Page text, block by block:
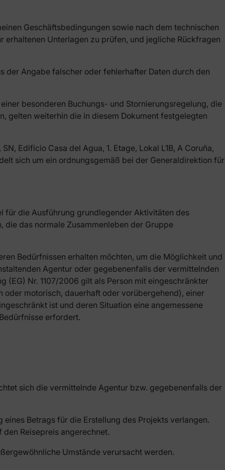
Geschäftsbedingungen sowie nach dem technischen
erhaltenen Unterlagen zu prüfen, und jegliche Rückfragen
der Angabe falscher oder fehlerhafter Daten durch den
besonderen Buchungs- und Stornierungsregelung, die
gelten weiterhin die in diesem Dokument festgelegten
Edificio Casa del Agua, 1. Etage, Lokal L1B, A Coruña,
sich um ein ordnungsgemäß bei der Generaldirektion für
für die Ausführung grundlegender Aktivitäten des
das normale Zusammenleben der Gruppe
Bedürfnissen erhalten möchten, um die Möglichkeit und
Agentur oder gegebenenfalls der vermittelnden
(EG) Nr. 1107/2006 gilt als Person mit eingeschränkter
motorisch, dauerhaft oder vorübergehend), einer
ist und deren Situation eine angemessene
erfordert.
sich die vermittelnde Agentur bzw. gegebenenfalls der
Betrags für die Erstellung des Projekts verlangen.
Reisepreis angerechnet.
Umstände verursacht werden.